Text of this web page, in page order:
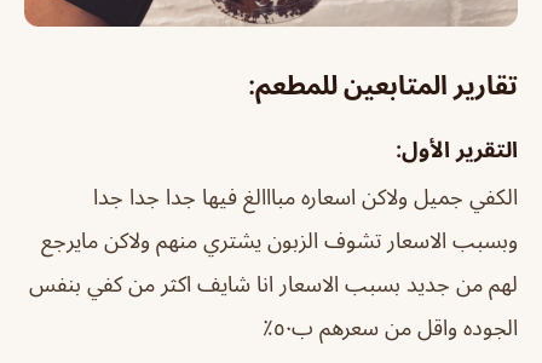
تقارير المتابعين للمطعم:
التقرير الأول:
الكفي جميل ولاكن اسعاره مبااالغ فيها جدا جدا جدا
وبسبب الاسعار تشوف الزبون يشتري منهم ولاكن مايرجع
لهم من جديد بسبب الاسعار انا شايف اكثر من كفي بنفس
الجوده واقل من سعرهم ب٥٠٪؜